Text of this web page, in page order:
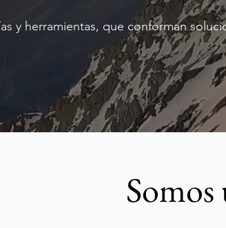
y herramientas, que conforman